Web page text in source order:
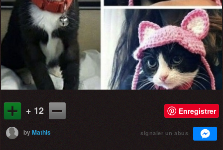
+ 12 Enregistrer
byMathis signaler un abus